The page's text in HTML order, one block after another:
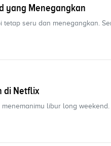
yang Menegangkan
seru dan menegangkan.
di Netflix
libur long weekend.